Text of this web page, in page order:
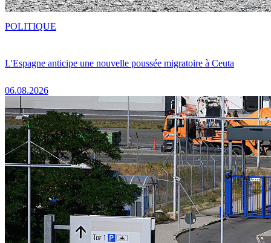
L'Espagne anticipe une nouvelle poussée migratoire à Ceuta
06.08.2026
POLITIQUE